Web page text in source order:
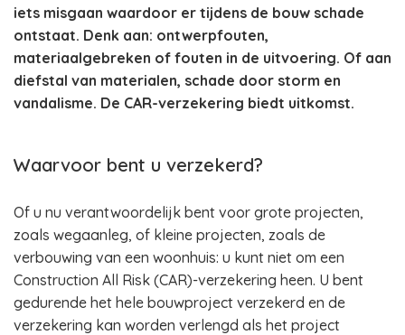
iets misgaan waardoor er tijdens de bouw schade
ontstaat. Denk aan: ontwerpfouten,
materiaalgebreken of fouten in de uitvoering. Of aan
diefstal van materialen, schade door storm en
vandalisme. De CAR-verzekering biedt uitkomst.
Waarvoor bent u verzekerd?
Of u nu verantwoordelijk bent voor grote projecten,
zoals wegaanleg, of kleine projecten, zoals de
verbouwing van een woonhuis: u kunt niet om een
Construction All Risk (CAR)-verzekering heen. U bent
gedurende het hele bouwproject verzekerd en de
verzekering kan worden verlengd als het project